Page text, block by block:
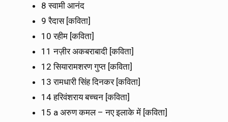
8 स्वामी आनंद
9 रैदास [कविता]
10 रहीम [कविता]
11 नज़ीर अकबराबादी [कविता]
12 सियारामशरण गुप्त [कविता]
13 रामधारी सिंह दिनकर [कविता]
14 हरिवंशराय बच्चन [कविता]
15 a अरुण कमल – नए इलाके में [कविता]